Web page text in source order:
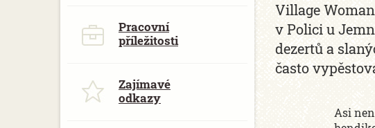
Pracovní
příležitosti
Zajímavé
odkazy
Village
v Polici u
dezertů a
často
Asi